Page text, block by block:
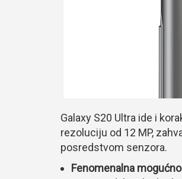
Galaxy S20 Ultra ide i
rezoluciju od 12 MP,
posredstvom senzora.
Fenomenalna